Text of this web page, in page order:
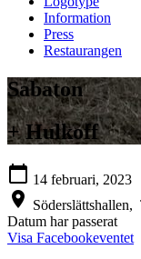
Information
Press
Restaurangen
Sabaton
+ Hulkoff
calendar_today 14 februari, 2023
location_on Söderslättshallen,
Datum har passerat
Visa Facebookeventet